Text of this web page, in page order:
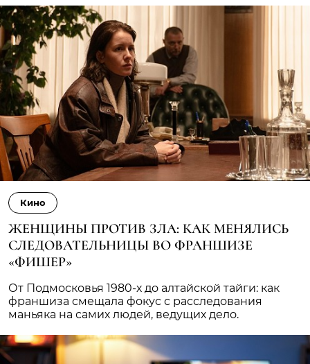
Кино
ЖЕНЩИНЫ ПРОТИВ ЗЛА: КАК МЕНЯЛИСЬ
СЛЕДОВАТЕЛЬНИЦЫ ВО ФРАНШИЗЕ
«ФИШЕР»
От Подмосковья 1980-х до алтайской тайги: как
франшиза смещала фокус с расследования
маньяка на самих людей, ведущих дело.